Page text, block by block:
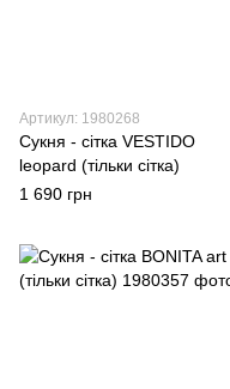
Артикул: 1980268
Сукня - сітка VESTIDO
leopard (тільки сітка)
1 690 грн